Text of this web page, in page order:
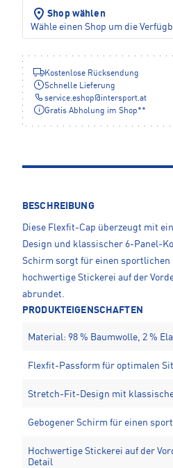
Shop wählen
Wähle einen Shop um die
Kostenlose Rücksendung
Schnelle Lieferung
service.eshop@intersport.at
Gratis Abholung im Shop**
BESCHREIBUNG
Diese Flexfit-Cap überzeugt mit
Design und klassischer 6-Panel-
Schirm sorgt für einen sportlichen
hochwertige Stickerei auf der
abrundet.
PRODUKTEIGENSCHAFTEN
Material: 98 % Baumwolle, 2 %
Flexfit-Passform für optimalen
Stretch-Fit-Design mit
Gebogener Schirm für einen
Hochwertige Stickerei auf der
Detail